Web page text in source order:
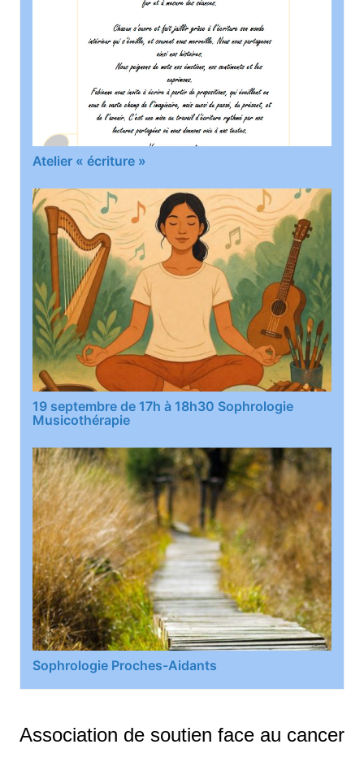
Atelier « écriture »
19 septembre de 17h à 18h30 Sophrologie
Musicothérapie
Sophrologie Proches-Aidants
Association de soutien face au cancer